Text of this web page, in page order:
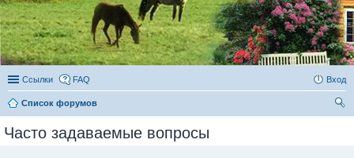
Ссылки FAQ Вход
Список форумов
Часто задаваемые вопросы